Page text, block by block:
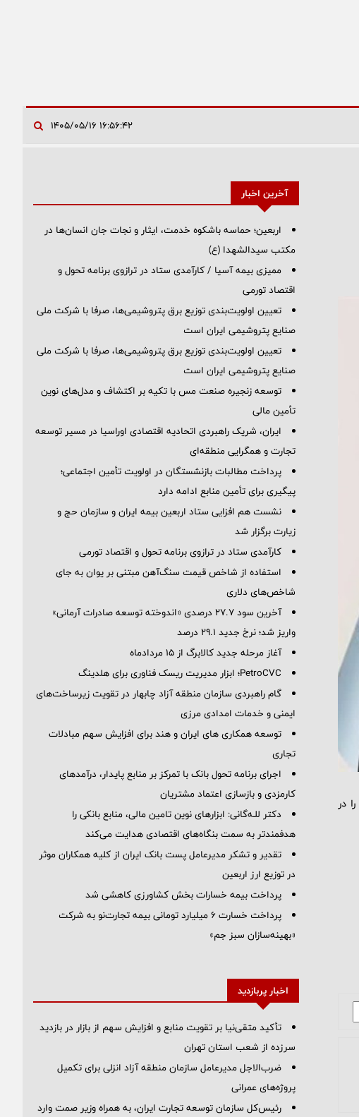
را در
آخرین اخبار
اربعین؛ حماسه باشکوه خدمت، ایثار و نجات جان انسان‌ها در
مکتب سیدالشهدا (ع)
ممیزی بیمه آسیا / کارآمدی ستاد در ترازوی برنامه تحول و
اقتصاد تورمی
تعیین اولویت‌بندی توزیع برق پتروشیمی‌ها، صرفا با شرکت ملی
صنایع پتروشیمی ایران است
تعیین اولویت‌بندی توزیع برق پتروشیمی‌ها، صرفا با شرکت ملی
صنایع پتروشیمی ایران است
توسعه زنجیره صنعت مس با تکیه بر اکتشاف و مدل‌های نوین
تأمین مالی
ایران، شریک راهبردی اتحادیه اقتصادی اوراسیا در مسیر توسعه
تجارت و همگرایی منطقه‌ای
پرداخت مطالبات بازنشستگان در اولویت تأمین اجتماعی؛
پیگیری برای تأمین منابع ادامه دارد
نشست هم افزایی ستاد اربعین بیمه ایران و سازمان حج و
زیارت برگزار شد
کارآمدی ستاد در ترازوی برنامه تحول و اقتصاد تورمی
استفاده از شاخص قیمت سنگ‌آهن مبتنی بر یوان به جای
شاخص‌های دلاری
آخرین سود ۲۷.۷ درصدی «اندوخته توسعه صادرات آرمانی»
واریز شد؛ نرخ جدید ۲۹.۱ درصد
آغاز مرحله جدید کالابرگ از ۱۵ مردادماه
PetroCVC؛ ابزار مدیریت ریسک فناوری برای هلدینگ
گام راهبردی سازمان منطقه آزاد چابهار در تقویت زیرساخت‌های
ایمنی و خدمات امدادی مرزی
توسعه همکاری های ایران و هند برای افزایش سهم مبادلات
تجاری
اجرای برنامه تحول بانک با تمرکز بر منابع پایدار، درآمدهای
کارمزدی و بازسازی اعتماد مشتریان
دکتر للـه‌گانی: ابزارهای نوین تامین مالی، منابع بانکی را
هدفمندتر به سمت بنگاه‌های اقتصادی هدایت می‌کند
تقدیر و تشکر مدیرعامل پست بانک ایران از کلیه همکاران موثر
در توزیع ارز اربعین
پرداخت بیمه خسارات بخش کشاورزی کاهشی شد
پرداخت خسارت ۶ میلیارد تومانی بیمه تجارت‌نو به شرکت
«بهینه‌سازان سبز جم»
اخبار پربازدید
تأکید متقی‌نیا بر تقویت منابع و افزایش سهم از بازار در بازدید
سرزده از شعب استان تهران
ضرب‌الاجل مدیرعامل سازمان منطقه آزاد انزلی برای تكمیل
پروژه‌های عمرانی
رئیس‌کل سازمان توسعه تجارت ایران، به همراه وزیر صمت وارد